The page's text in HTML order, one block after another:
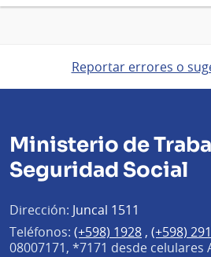
Reportar errores o
Ministerio de
Seguridad Social
Dirección: Juncal 1511
Teléfonos: (+598) 1928 , (+598)
08007171, *7171 desde celulares